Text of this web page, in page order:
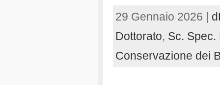
29 Gennaio 2026 |
Dottorato, Sc. Spec.
Conservazione dei